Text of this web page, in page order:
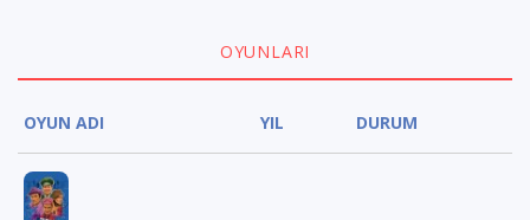
OYUNLARI
OYUN ADI YIL DURUM